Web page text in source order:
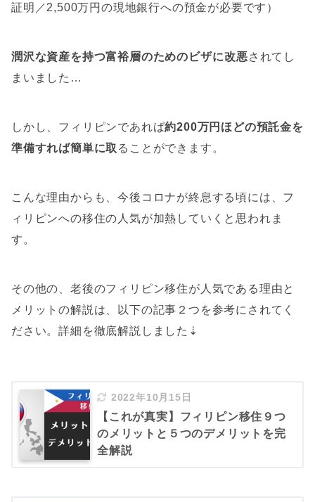
証明／2,500万円の現地銀行への預金が必要です）
潤沢な資産を持つ富裕層のためのビザに改悪されてし
まいました…
しかし、フィリピンであれば約200万円ほどの預託金を
準備すれば簡単に取 ることができます。
こんな理由からも、今後コロナが終息する頃には、フ
ィリピンへの移住の人気が加熱していくと思われま
す。
その他の、老後のフィリピン移住が人気である理由と
メリットの解説は、以下の記事２つを参考にされてく
ださい。詳細を徹底解説しました⇣
2022年10月15日
【これが真実】フィリピン移住９つ
のメリットと５つのデメリットを完
全解説